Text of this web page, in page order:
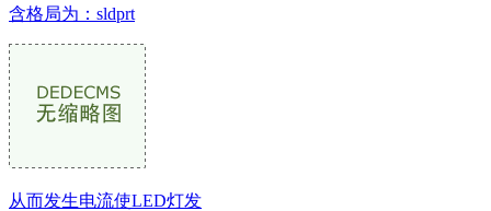
含格局为：sldprt
从而发生电流使LED灯发